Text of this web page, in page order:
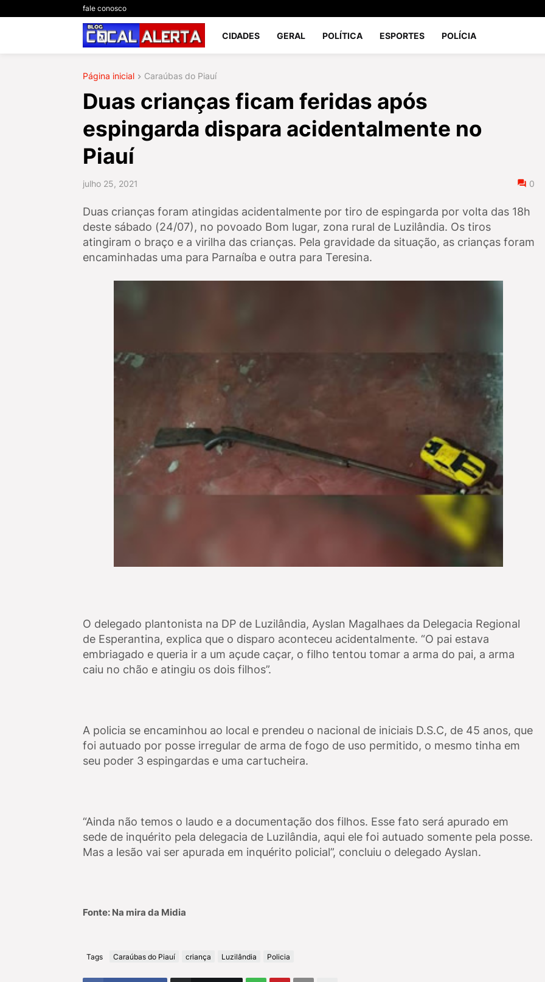
fale conosco
CIDADES GERAL POLÍTICA ESPORTES POLÍCIA
Página inicial Caraúbas do Piauí
Duas crianças ficam feridas após
espingarda dispara acidentalmente no
Piauí
julho 25, 2021 0
Duas crianças foram atingidas acidentalmente por tiro de espingarda por volta das 18h
deste sábado (24/07), no povoado Bom lugar, zona rural de Luzilândia. Os tiros
atingiram o braço e a virilha das crianças. Pela gravidade da situação, as crianças foram
encaminhadas uma para Parnaíba e outra para Teresina.
O delegado plantonista na DP de Luzilândia, Ayslan Magalhaes da Delegacia Regional
de Esperantina, explica que o disparo aconteceu acidentalmente. “O pai estava
embriagado e queria ir a um açude caçar, o filho tentou tomar a arma do pai, a arma
caiu no chão e atingiu os dois filhos”.
A policia se encaminhou ao local e prendeu o nacional de iniciais D.S.C, de 45 anos, que
foi autuado por posse irregular de arma de fogo de uso permitido, o mesmo tinha em
seu poder 3 espingardas e uma cartucheira.
“Ainda não temos o laudo e a documentação dos filhos. Esse fato será apurado em
sede de inquérito pela delegacia de Luzilândia, aqui ele foi autuado somente pela posse.
Mas a lesão vai ser apurada em inquérito policial”, concluiu o delegado Ayslan.
Fonte: Na mira da Midia
Tags Caraúbas do Piauí criança Luzilândia Policia